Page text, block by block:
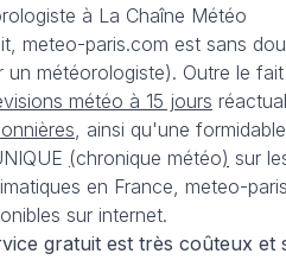
à La Chaîne Météo
meteo-paris.com est sans
un météorologiste). Outre le
météo à 15 jours
, ainsi qu'une
(chronique météo) sur
en France, meteo-
sur internet.
gratuit est très coûteux